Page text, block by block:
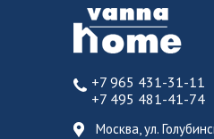
+7 965 431-31-11
+7 495 481-41-74
Москва, ул.